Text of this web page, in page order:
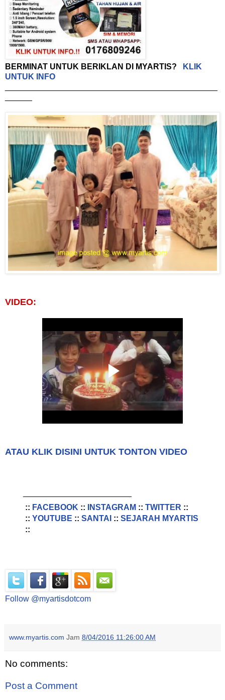
BERMINAT UNTUK BERIKLAN DI MYARTIS?
KLIK
UNTUK INFO
VIDEO:
ATAU KLIK DISINI UNTUK TONTON VIDEO
:: FACEBOOK :: INSTAGRAM :: TWITTER ::
:: YOUTUBE :: SANTAI :: SEJARAH MYARTIS
::
Follow @myartisdotcom
www.myartis.com Jam 8/04/2016 11:26:00 AM
No comments:
Post a Comment